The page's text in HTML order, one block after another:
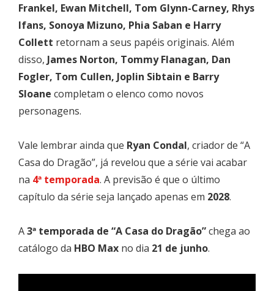
Frankel, Ewan Mitchell, Tom Glynn-Carney, Rhys
Ifans, Sonoya Mizuno, Phia Saban e Harry
Collett retornam a seus papéis originais. Além
disso, James Norton, Tommy Flanagan, Dan
Fogler, Tom Cullen, Joplin Sibtain e Barry
Sloane completam o elenco como novos
personagens.
Vale lembrar ainda que Ryan Condal, criador de “A
Casa do Dragão”, já revelou que a série vai acabar
na 4ª temporada. A previsão é que o último
capítulo da série seja lançado apenas em 2028.
A3ª temporada de “A Casa do Dragão”chega ao
catálogo da HBO Max no dia 21 de junho.